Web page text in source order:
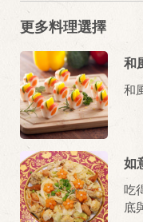
更多料理選擇
和
和
如
吃
底